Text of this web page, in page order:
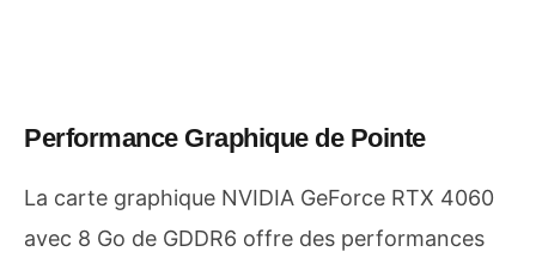
Performance Graphique de Pointe
La carte graphique NVIDIA GeForce RTX 4060
avec 8 Go de GDDR6 offre des performances